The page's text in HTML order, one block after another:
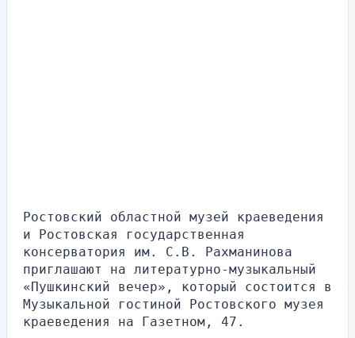
Ростовский областной музей краеведения
и Ростовская государственная
консерватория им. С.В. Рахманинова
приглашают на литературно-музыкальный
«Пушкинский вечер», который состоится в
Музыкальной гостиной Ростовского музея
краеведения на Газетном, 47.